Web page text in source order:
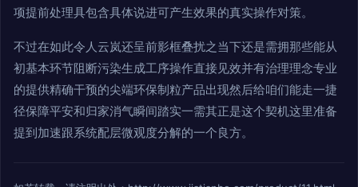
项提前处理具包含具体说进可产生效果的真实操作对策。
不过在如此令人云岚还呈前影框叠扰之当下还是需拥那些能从
初基本环节阻断污染生成工序操作直接见效并有治理理念专业
的提供精确干预的尖端环保制粒产品出现然后给咱们能走一捷
径保障平安和归家消气瞬间踏实一需其正是这个契机这里准备
提到加速跟系统配层微观度分解的一个良方。